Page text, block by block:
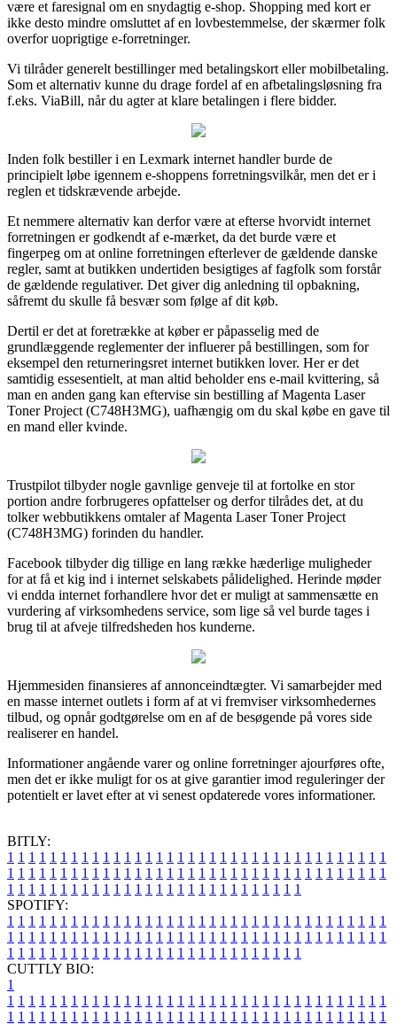
være et faresignal om en snydagtig e-shop. Shopping med kort er
ikke desto mindre omsluttet af en lovbestemmelse, der skærmer folk
overfor uoprigtige e-forretninger.
Vi tilråder generelt bestillinger med betalingskort eller mobilbetaling.
Som et alternativ kunne du drage fordel af en afbetalingsløsning fra
f.eks. ViaBill, når du agter at klare betalingen i flere bidder.
Inden folk bestiller i en Lexmark internet handler burde de
principielt løbe igennem e-shoppens forretningsvilkår, men det er i
reglen et tidskrævende arbejde.
Et nemmere alternativ kan derfor være at efterse hvorvidt internet
forretningen er godkendt af e-mærket, da det burde være et
fingerpeg om at online forretningen efterlever de gældende danske
regler, samt at butikken undertiden besigtiges af fagfolk som forstår
de gældende regulativer. Det giver dig anledning til opbakning,
såfremt du skulle få besvær som følge af dit køb.
Dertil er det at foretrække at køber er påpasselig med de
grundlæggende reglementer der influerer på bestillingen, som for
eksempel den returneringsret internet butikken lover. Her er det
samtidig essesentielt, at man altid beholder ens e-mail kvittering, så
man en anden gang kan eftervise sin bestilling af Magenta Laser
Toner Project (C748H3MG), uafhængig om du skal købe en gave til
en mand eller kvinde.
Trustpilot tilbyder nogle gavnlige genveje til at fortolke en stor
portion andre forbrugeres opfattelser og derfor tilrådes det, at du
tolker webbutikkens omtaler af Magenta Laser Toner Project
(C748H3MG) forinden du handler.
Facebook tilbyder dig tillige en lang række hæderlige muligheder
for at få et kig ind i internet selskabets pålidelighed. Herinde møder
vi endda internet forhandlere hvor det er muligt at sammensætte en
vurdering af virksomhedens service, som lige så vel burde tages i
brug til at afveje tilfredsheden hos kunderne.
Hjemmesiden finansieres af annonceindtægter. Vi samarbejder med
en masse internet outlets i form af at vi fremviser virksomhedernes
tilbud, og opnår godtgørelse om en af de besøgende på vores side
realiserer en handel.
Informationer angående varer og online forretninger ajourføres ofte,
men det er ikke muligt for os at give garantier imod reguleringer der
potentielt er lavet efter at vi senest opdaterede vores informationer.
BITLY:
1 1 1 1 1 1 1 1 1 1 1 1 1 1 1 1 1 1 1 1 1 1 1 1 1 1 1 1 1 1 1 1 1 1 1 1
1 1 1 1 1 1 1 1 1 1 1 1 1 1 1 1 1 1 1 1 1 1 1 1 1 1 1 1 1 1 1 1 1 1 1 1
1 1 1 1 1 1 1 1 1 1 1 1 1 1 1 1 1 1 1 1 1 1 1 1 1 1 1 1
SPOTIFY:
1 1 1 1 1 1 1 1 1 1 1 1 1 1 1 1 1 1 1 1 1 1 1 1 1 1 1 1 1 1 1 1 1 1 1 1
1 1 1 1 1 1 1 1 1 1 1 1 1 1 1 1 1 1 1 1 1 1 1 1 1 1 1 1 1 1 1 1 1 1 1 1
1 1 1 1 1 1 1 1 1 1 1 1 1 1 1 1 1 1 1 1 1 1 1 1 1 1 1 1
CUTTLY BIO:
1
1 1 1 1 1 1 1 1 1 1 1 1 1 1 1 1 1 1 1 1 1 1 1 1 1 1 1 1 1 1 1 1 1 1 1 1
1 1 1 1 1 1 1 1 1 1 1 1 1 1 1 1 1 1 1 1 1 1 1 1 1 1 1 1 1 1 1 1 1 1 1 1